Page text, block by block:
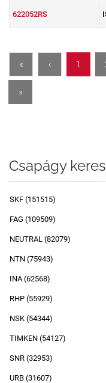
622052RS
« ‹ 1
»
Csapágy
SKF (151515)
FAG (109509)
NEUTRAL (82079)
NTN (75943)
INA (62568)
RHP (55929)
NSK (54344)
TIMKEN (54127)
SNR (32953)
URB (31607)